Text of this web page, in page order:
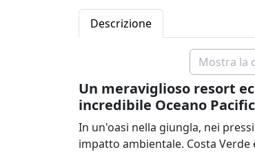
Descrizione
Mostra la
Un meraviglioso resort
incredibile Oceano
In un'oasi nella giungla, nei
impatto ambientale. Costa